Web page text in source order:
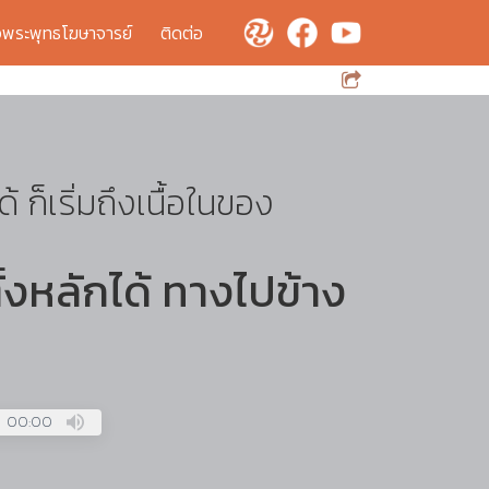
ระพุทธโฆษาจารย์
ติดต่อ
เริ่มถึงเนื้อในของ
หลักได้ ทางไปข้าง
00:00